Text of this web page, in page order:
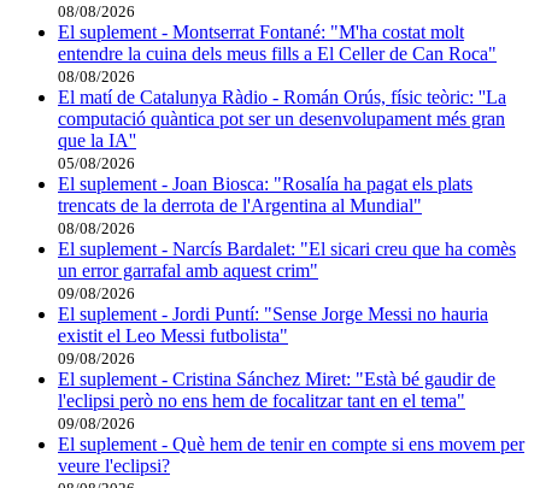
08/08/2026
El suplement - Montserrat Fontané: "M'ha costat molt
entendre la cuina dels meus fills a El Celler de Can Roca"
08/08/2026
El matí de Catalunya Ràdio - Román Orús, físic teòric: ''La
computació quàntica pot ser un desenvolupament més gran
que la IA''
05/08/2026
El suplement - Joan Biosca: "Rosalía ha pagat els plats
trencats de la derrota de l'Argentina al Mundial"
08/08/2026
El suplement - Narcís Bardalet: "El sicari creu que ha comès
un error garrafal amb aquest crim"
09/08/2026
El suplement - Jordi Puntí: "Sense Jorge Messi no hauria
existit el Leo Messi futbolista"
09/08/2026
El suplement - Cristina Sánchez Miret: "Està bé gaudir de
l'eclipsi però no ens hem de focalitzar tant en el tema"
09/08/2026
El suplement - Què hem de tenir en compte si ens movem per
veure l'eclipsi?